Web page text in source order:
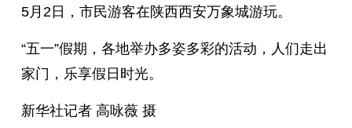
5月2日，市民游客在陕西西安万象城游玩。
“五一”假期，各地举办多姿多彩的活动，人们走出
家门，乐享假日时光。
新华社记者 高咏薇 摄